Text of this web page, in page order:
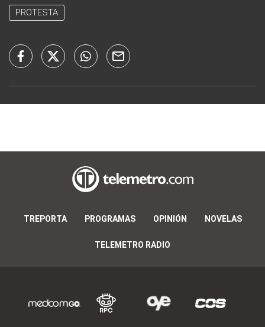
PROTESTA
TREPORTA PROGRAMAS OPINIÓN NOVELAS
TELEMETRO RADIO